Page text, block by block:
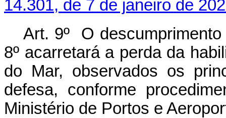
14.301, de 7 de janeiro de
Art. 9º O
8º acarretará a perda da
do Mar, observados os
defesa, conforme
Ministério de Portos e